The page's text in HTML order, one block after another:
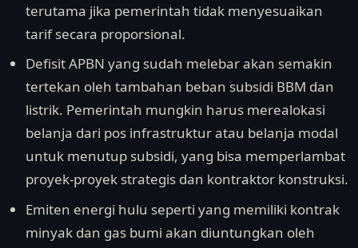
terutama jika pemerintah tidak menyesuaikan
tarif secara proporsional.
Defisit APBN yang sudah melebar akan semakin
tertekan oleh tambahan beban subsidi BBM dan
listrik. Pemerintah mungkin harus merealokasi
belanja dari pos infrastruktur atau belanja modal
untuk menutup subsidi, yang bisa memperlambat
proyek-proyek strategis dan kontraktor konstruksi.
Emiten energi hulu seperti yang memiliki kontrak
minyak dan gas bumi akan diuntungkan oleh